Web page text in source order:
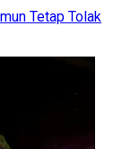
Tetap Tolak